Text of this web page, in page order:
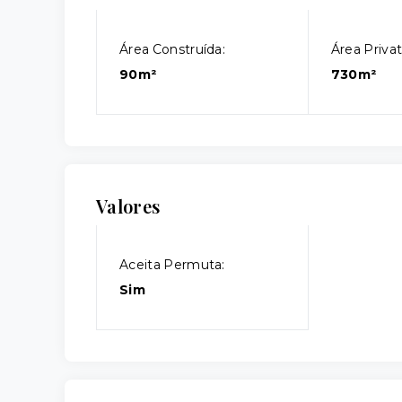
Área Construída:
90m²
Área
730m²
Valores
Aceita Permuta:
Sim